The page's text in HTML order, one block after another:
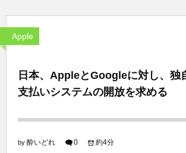
Apple
日本、AppleとGoogleに対し、独
支払いシステムの開放を求める
by 酔いどれ 0 約4分